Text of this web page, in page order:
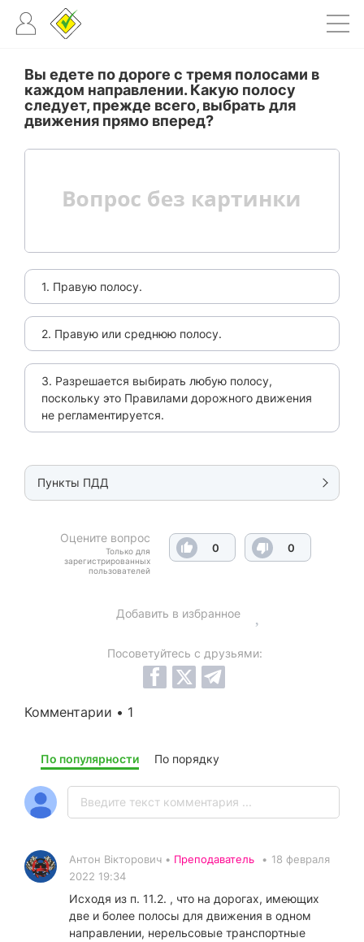
Вы едете по дороге с тремя полосами в
каждом направлении. Какую полосу
следует, прежде всего, выбрать для
движения прямо вперед?
1. Правую полосу.
2. Правую или среднюю полосу.
3. Разрешается выбирать любую полосу,
поскольку это Правилами дорожного движения
не регламентируется.
Пункты ПДД
Оцените вопрос
Только для
зарегистрированных
пользователей
0 0
Добавить в избранное
Посоветуйтесь с друзьями:
Комментарии • 1
По популярности По порядку
Антон Вікторович • Преподаватель • 18 февраля
2022 19:34
Исходя из п. 11.2. , что на дорогах, имеющих
две и более полосы для движения в одном
направлении, нерельсовые транспортные